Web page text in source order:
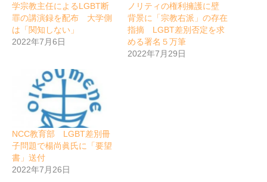
学宗教主任によるLGBT断
罪の講演録を配布 大学側
は「関知しない」
2022年7月6日
ノリティの権利擁護に壁
背景に「宗教右派」の存在
指摘 LGBT差別否定を求
める署名５万筆
2022年7月29日
NCC教育部 LGBT差別冊
子問題で楊尚眞氏に「要望
書」送付
2022年7月26日